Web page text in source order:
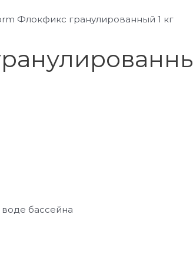
Флокфикс гранулированный 1 кг
бассейна